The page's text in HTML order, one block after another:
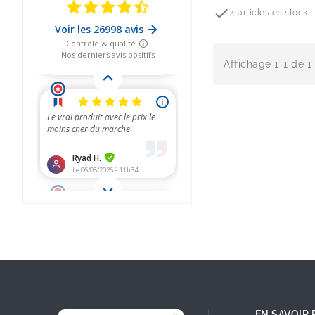
 4 articles en stock
Affichage 1-1 de 1